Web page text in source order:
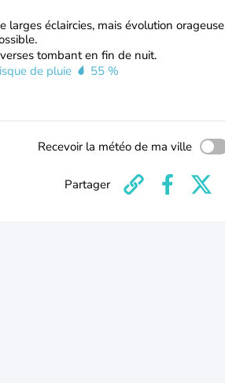
larges éclaircies, mais évolution orageuse
tombant en fin de nuit.
de pluie
55 %
Recevoir la météo de ma ville
Partager